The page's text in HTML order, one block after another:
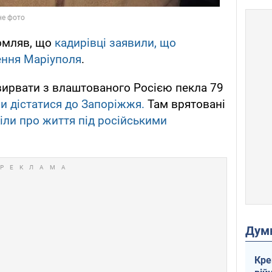
що кадирівці заявили, що
Маріуполя.
з влаштованого Росією пекла 79
дістатися до Запоріжжя. Там врятовані
про життя під російськими